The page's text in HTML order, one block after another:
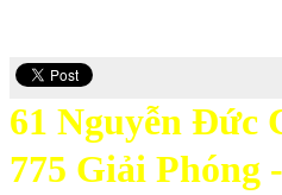
61 Nguyễn Đức
775 Giải Phóng